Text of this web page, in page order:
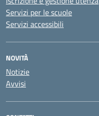
Servizi per le scuole
Servizi accessibili
NOVITÀ
Notizie
Avvisi